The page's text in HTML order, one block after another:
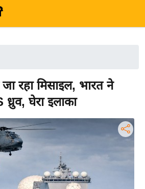
रहा मिसाइल, भारत ने
घेरा इलाका